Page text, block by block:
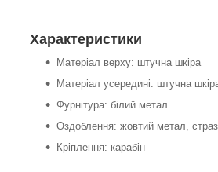
Характеристики
Матеріал верху: штучна шкіра
Матеріал усередині: штучна
Фурнітура: білий метал
Оздоблення: жовтий метал,
Кріплення: карабін